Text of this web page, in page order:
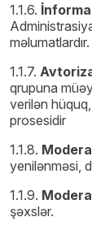
1.1.6.
məlumatlardır.
1.1.7.
qrupuna
verilən
prosesidir
1.1.8.
yenilənməsi,
1.1.9.
şəxslər.